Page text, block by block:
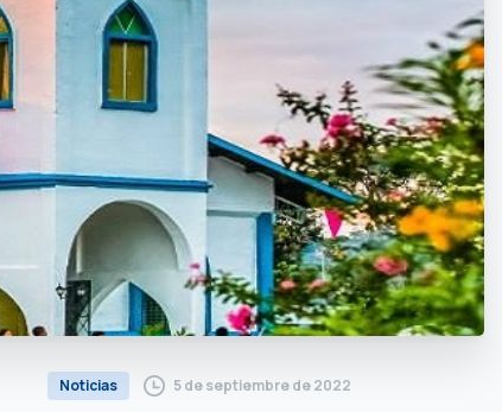
Noticias 5 de septiembre de 2022